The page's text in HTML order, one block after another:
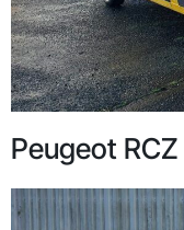
Peugeot